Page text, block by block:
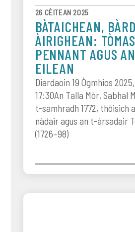
26 CÈITEAN 2025
BÀTAICHEAN,
ÀIRIGHEAN: TÒMAS
PENNANT AGUS
EILEAN
Diardaoin 19 Ògmhios
17:30An Talla Mòr, Sabhal
t-samhradh 1772, thòisich
nàdair agus an t-àrsadair
(1726–98)